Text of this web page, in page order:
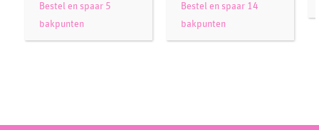
Bestel en spaar 5
bakpunten
Bestel en spaar 14
bakpunten